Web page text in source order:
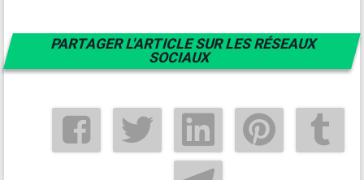
PARTAGER L'ARTICLE SUR LES RÉSEAUX
SOCIAUX